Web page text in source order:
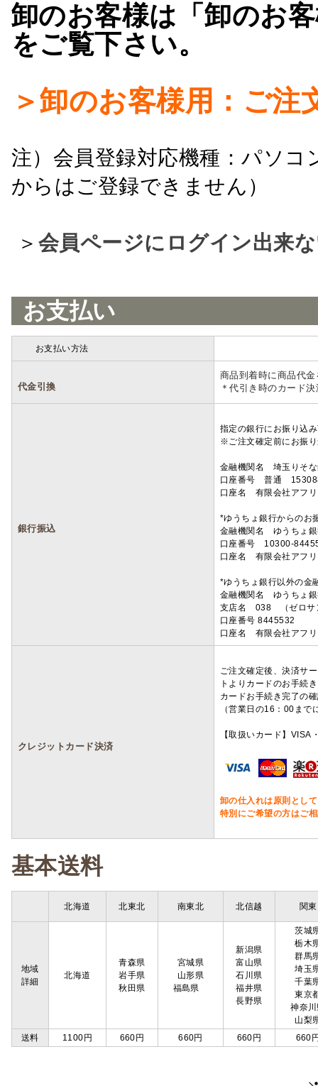
卸のお客様は「卸のお
をご覧下さい。
＞卸のお客様用：ご注
注）会員登録対応機種：パソ
からはご登録できません）
＞ 会員ページにログイン出来
お支払い
お支払い方法
代金引換
商品到着時に商品代
＊代引き時のカード
銀行振込
指定の銀行にお振り込
※ご注文確定前にお振
金融機関名 埼玉りそ
口座番号 普通
口座名 有限会社アフ
*ゆうちょ銀行からのお
金融機関名 ゆうちょ
口座番号 10300-
口座名 有限会社アフ
*ゆうちょ銀行以外の金
金融機関名 ゆうちょ
支店名 038 （ゼロサ
口座番号 8445532
口座名 有限会社アフ
クレジットカード決済
ご注文確定後、決済サ
トよりカードのお手続
カードお手続き完了の
（営業日の16：00ま
【取扱いカード】
卸の仕入れは原則とし
特別にご希望の方はご
基本送料
北海道 北東北 南東北 北信越 関東
地域
詳細
北海道
青森県
岩手県
秋田県
宮城県
山形県
福島県
新潟県
富山県
石川県
福井県
長野県
茨城
栃木
群馬
埼玉
千葉
東京
神奈
山梨
送料
1100円 660円 660円 660円 660